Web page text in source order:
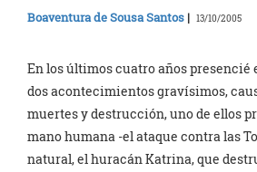
Boaventura de Sousa Santos | 13/10/2005
En los últimos cuatro años presencié
dos acontecimientos gravísimos,
muertes y destrucción, uno de ellos
mano humana -el ataque contra las
natural, el huracán Katrina, que